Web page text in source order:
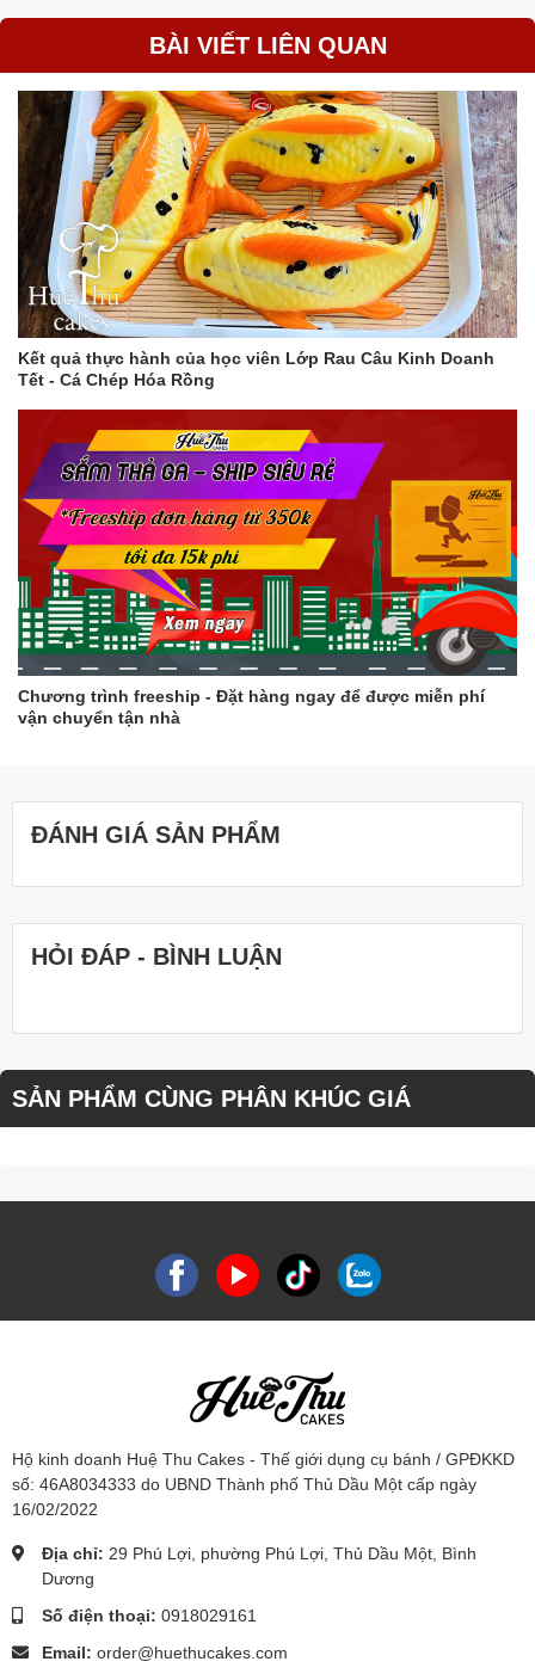
BÀI VIẾT LIÊN QUAN
Kết quả thực hành của học viên Lớp Rau Câu Kinh Doanh
Tết - Cá Chép Hóa Rồng
Chương trình freeship - Đặt hàng ngay để được miễn phí
vận chuyển tận nhà
ĐÁNH GIÁ SẢN PHẨM
HỎI ĐÁP - BÌNH LUẬN
SẢN PHẨM CÙNG PHÂN KHÚC GIÁ
Hộ kinh doanh Huệ Thu Cakes - Thế giới dụng cụ bánh / GPĐKKD
số: 46A8034333 do UBND Thành phố Thủ Dầu Một cấp ngày
16/02/2022
Địa chỉ: 29 Phú Lợi, phường Phú Lợi, Thủ Dầu Một, Bình
Dương
Số điện thoại: 0918029161
Email: order@huethucakes.com